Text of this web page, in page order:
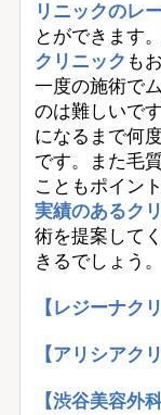
リニックのレ
とができます。
クリニック も
一度の施術で
のは難しいで
になるまで何
です。また毛
こともポイン
実績のあるク
術を提案して
きるでしょう。
【レジーナク
【アリシアク
【渋谷美容外